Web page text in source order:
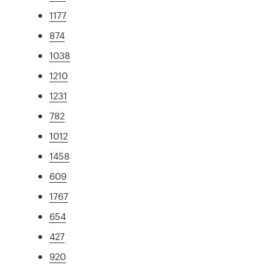
1177
874
1038
1210
1231
782
1012
1458
609
1767
654
427
920